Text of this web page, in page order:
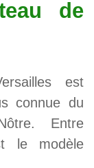
de
est
connue du
Entre
le modèle